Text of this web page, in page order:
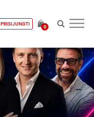
PRISIJUNGTI
0